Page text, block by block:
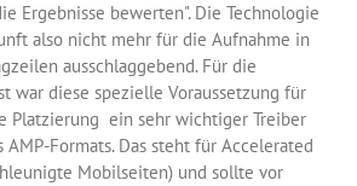
Ergebnisse bewerten". Die Technologie
also nicht mehr für die Aufnahme in
ausschlaggebend. Für die
war diese spezielle Voraussetzung für
Platzierung ein sehr wichtiger Treiber
Formats. Das steht für Accelerated
Mobilseiten) und sollte vor